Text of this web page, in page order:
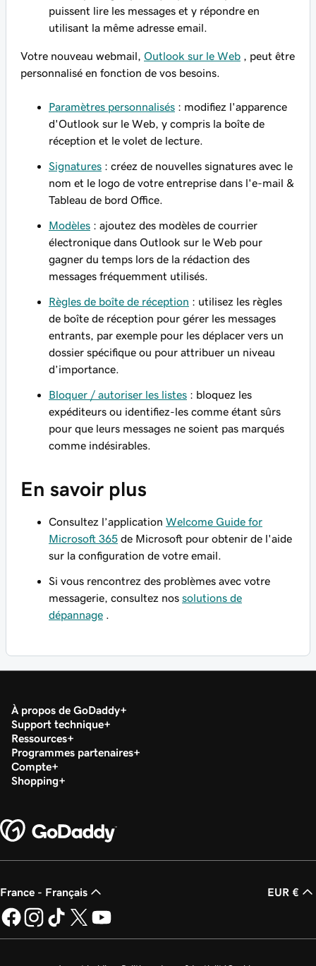
puissent lire les messages et y répondre en
utilisant la même adresse email.
Votre nouveau webmail, Outlook sur le Web , peut être
personnalisé en fonction de vos besoins.
Paramètres personnalisés : modifiez l'apparence
d'Outlook sur le Web, y compris la boîte de
réception et le volet de lecture.
Signatures : créez de nouvelles signatures avec le
nom et le logo de votre entreprise dans l'e-mail &
Tableau de bord Office.
Modèles : ajoutez des modèles de courrier
électronique dans Outlook sur le Web pour
gagner du temps lors de la rédaction des
messages fréquemment utilisés.
Règles de boîte de réception : utilisez les règles
de boîte de réception pour gérer les messages
entrants, par exemple pour les déplacer vers un
dossier spécifique ou pour attribuer un niveau
d’importance.
Bloquer / autoriser les listes : bloquez les
expéditeurs ou identifiez-les comme étant sûrs
pour que leurs messages ne soient pas marqués
comme indésirables.
En savoir plus
Consultez l’application Welcome Guide for
Microsoft 365 de Microsoft pour obtenir de l'aide
sur la configuration de votre email.
Si vous rencontrez des problèmes avec votre
messagerie, consultez nos solutions de
dépannage
À propos de GoDaddy
Support technique
Ressources
Programmes partenaires
Compte
Shopping
France - Français EUR €